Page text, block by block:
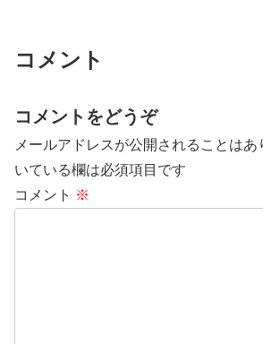
コメント
コメントをどうぞ
メールアドレスが公開されることはあ
いている欄は必須項目です
コメント ※